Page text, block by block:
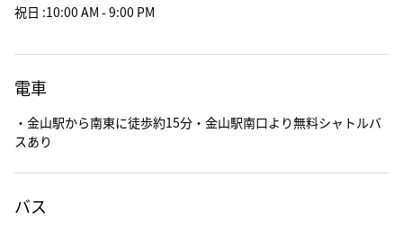
祝日 :10:00 AM - 9:00 PM
電車
・金山駅から南東に徒歩約15分・金山駅南口より無料シャトルバ
スあり
バス